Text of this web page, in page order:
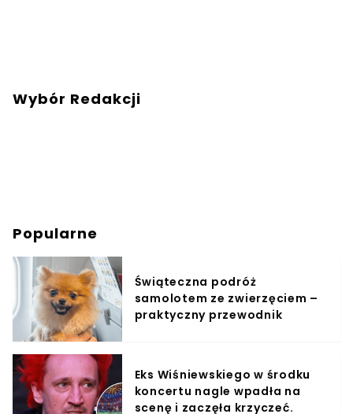
Wybór Redakcji
Popularne
Świąteczna podróż
samolotem ze zwierzęciem –
praktyczny przewodnik
Eks Wiśniewskiego w środku
koncertu nagle wpadła na
scenę i zaczęła krzyczeć.